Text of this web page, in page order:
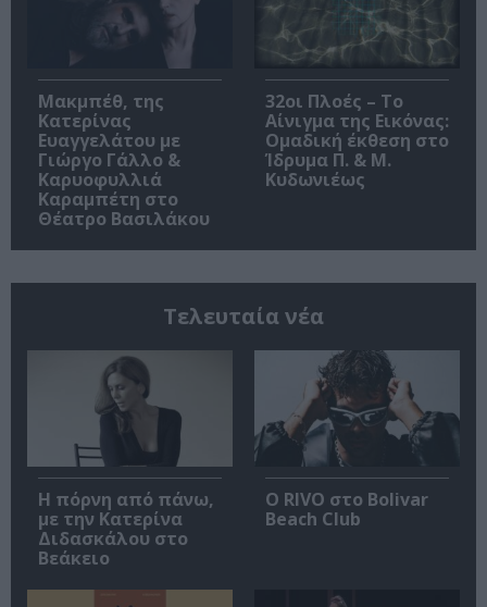
Μακμπέθ, της
Κατερίνας
Ευαγγελάτου με
Γιώργο Γάλλο &
Καρυοφυλλιά
Καραμπέτη στο
Θέατρο Βασιλάκου
32οι Πλοές – Το
Αίνιγμα της Εικόνας:
Ομαδική έκθεση στο
Ίδρυμα Π. & Μ.
Κυδωνιέως
Τελευταία νέα
Η πόρνη από πάνω,
με την Κατερίνα
Διδασκάλου στο
Βεάκειο
Ο RIVO στο Bolivar
Beach Club